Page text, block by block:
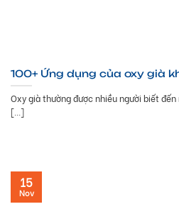
100+ Ứng dụng của oxy già
Oxy già thường được nhiều người biết
[...]
15
Nov